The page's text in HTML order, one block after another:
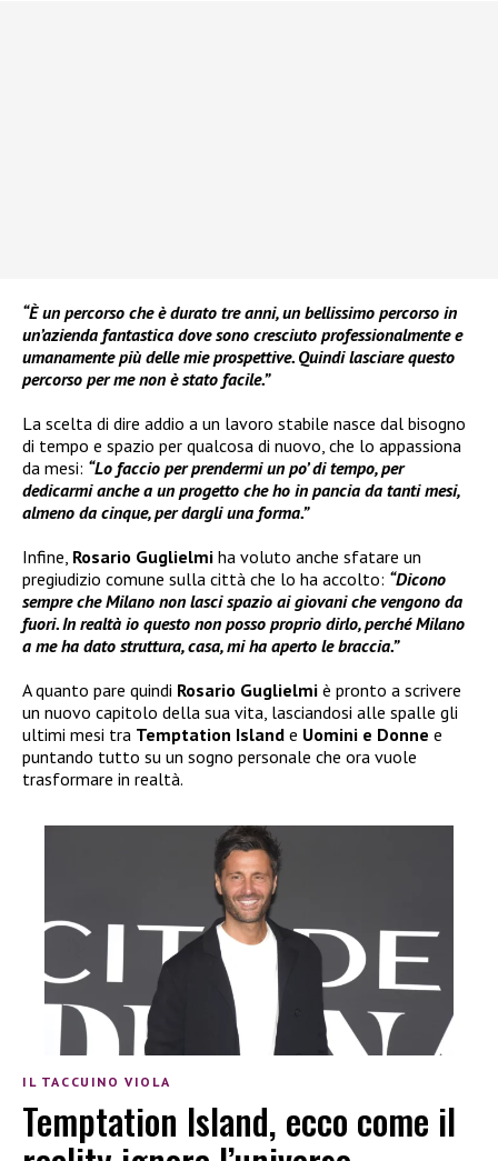
“È un percorso che è durato tre anni, un bellissimo percorso in
un’azienda fantastica dove sono cresciuto professionalmente e
umanamente più delle mie prospettive. Quindi lasciare questo
percorso per me non è stato facile.”
La scelta di dire addio a un lavoro stabile nasce dal bisogno
di tempo e spazio per qualcosa di nuovo, che lo appassiona
da mesi: “Lo faccio per prendermi un po’ di tempo, per
dedicarmi anche a un progetto che ho in pancia da tanti mesi,
almeno da cinque, per dargli una forma.”
Infine, Rosario Guglielmi ha voluto anche sfatare un
pregiudizio comune sulla città che lo ha accolto: “Dicono
sempre che Milano non lasci spazio ai giovani che vengono da
fuori. In realtà io questo non posso proprio dirlo, perché Milano
a me ha dato struttura, casa, mi ha aperto le braccia.”
A quanto pare quindi Rosario Guglielmi è pronto a scrivere
un nuovo capitolo della sua vita, lasciandosi alle spalle gli
ultimi mesi tra Temptation Island e Uomini e Donne e
puntando tutto su un sogno personale che ora vuole
trasformare in realtà.
IL TACCUINO VIOLA
Temptation Island, ecco come il